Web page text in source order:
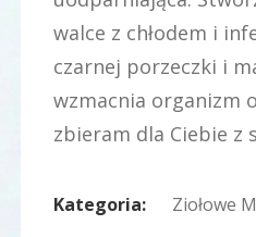
walce z chłodem i
czarnej porzeczki i
wzmacnia organizm
zbieram dla Ciebie z
Kategoria: Ziołowe